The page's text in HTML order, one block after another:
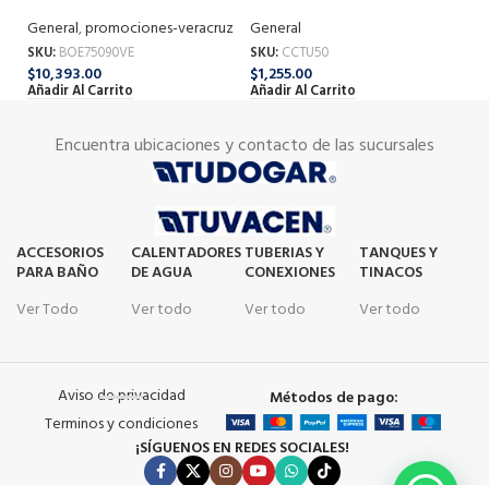
General,promociones-veracruz
SKU: BOE75090VE
$10,393.00
Añadir Al Carrito
General
SKU: CCTU50
$1,255.00
Añadir Al Carrito
Encuentra ubicaciones y contacto de las sucursales
ACCESORIOS
PARA BAÑO
Ver Todo
CALENTADORES
DE AGUA
Ver todo
TUBERIAS Y
CONEXIONES
Ver todo
TANQUES Y
TINACOS
Ver todo
Aviso de privacidad
Terminos y condiciones
Métodos de pago:
¡SÍGUENOS EN REDES SOCIALES!